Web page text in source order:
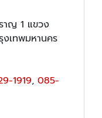
าญ 1 แขวง
เทพมหานคร
1919, 085-